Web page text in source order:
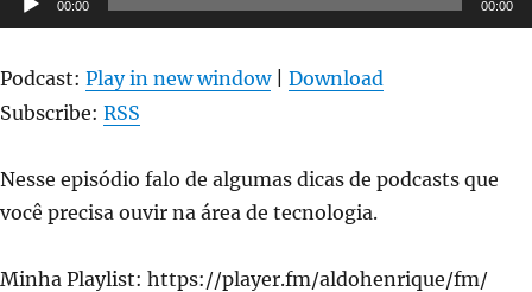
de
00:00 00:00
Podcast: Play in new window| Download
Subscribe: RSS
Nesse episódio falo de algumas dicas de podcasts que
você precisa ouvir na área de tecnologia.
Minha Playlist: https://player.fm/aldohenrique/fm/